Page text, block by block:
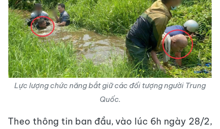
Lực lượng chức năng bắt giữ các đối tượng người Trung
Quốc.
Theo thông tin ban đầu, vào lúc 6h ngày 28/2,